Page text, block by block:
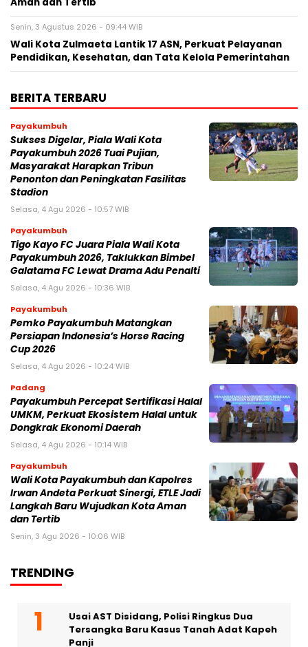
Aman dan Tertib
Senin, 3 Agustus 2026 - 09:44 WIB
Wali Kota Zulmaeta Lantik 17 ASN, Perkuat Pelayanan
Pendidikan, Kesehatan, dan Tata Kelola Pemerintahan
BERITA TERBARU
Payakumbuh
Sukses Digelar, Piala Wali Kota
Payakumbuh 2026 Tuai Pujian,
Masyarakat Harapkan Tribun
Penonton dan Peningkatan Fasilitas
Stadion
Selasa, 4 Agu 2026 - 10:57 WIB
Payakumbuh
Tigo Kayo FC Juara Piala Wali Kota
Payakumbuh 2026, Taklukkan Bimbel
Galatama FC Lewat Drama Adu Penalti
Selasa, 4 Agu 2026 - 10:36 WIB
Payakumbuh
Pemko Payakumbuh Matangkan
Persiapan Indonesia’s Horse Racing
Cup 2026
Selasa, 4 Agu 2026 - 10:24 WIB
Padang
Payakumbuh Percepat Sertifikasi Halal
UMKM, Perkuat Ekosistem Halal untuk
Dongkrak Ekonomi Daerah
Selasa, 4 Agu 2026 - 10:14 WIB
Payakumbuh
Wali Kota Payakumbuh dan Kapolres
Irwan Andeta Perkuat Sinergi, ETLE Jadi
Langkah Baru Wujudkan Kota Aman
dan Tertib
Senin, 3 Agu 2026 - 10:06 WIB
TRENDING
Usai AST Disidang, Polisi Ringkus Dua
Tersangka Baru Kasus Tanah Adat Kapeh
Panji